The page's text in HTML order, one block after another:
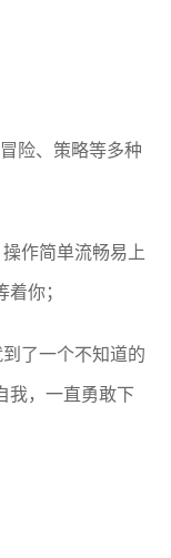
险、策略等多种
作简单流畅易上
你；
了一个不知道的
我，一直勇敢下